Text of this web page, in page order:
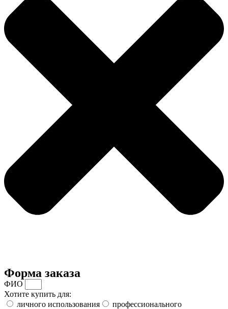
Форма заказа
ФИО
Хотите купить для:
личного использования
профессионального